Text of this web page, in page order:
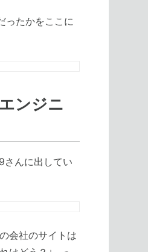
ったかをここに
ンジニ
さんに出してい
会社のサイトは